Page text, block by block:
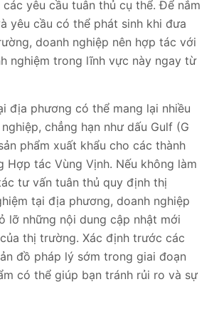
yêu cầu tuân thủ cụ thể. Để nắm
yêu cầu có thể phát sinh khi đưa
doanh nghiệp nên hợp tác với
nghiệm trong lĩnh vực này ngay từ
địa phương có thể mang lại nhiều
chẳng hạn như dấu Gulf (G
phẩm xuất khẩu cho các thành
Hợp tác Vùng Vịnh. Nếu không làm
tư vấn tuân thủ quy định thị
tại địa phương, doanh nghiệp
lỡ những nội dung cập nhật mới
thị trường. Xác định trước các
đồ pháp lý sớm trong giai đoạn
có thể giúp bạn tránh rủi ro và sự